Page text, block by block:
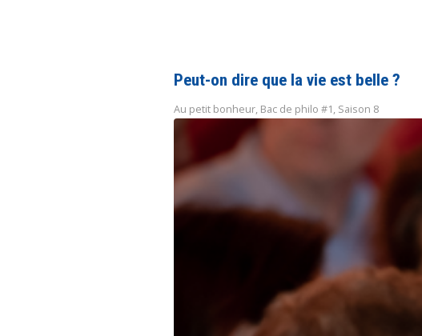
Peut-on dire que la vie est belle ?
Au petit bonheur, Bac de philo #1, Saison 8